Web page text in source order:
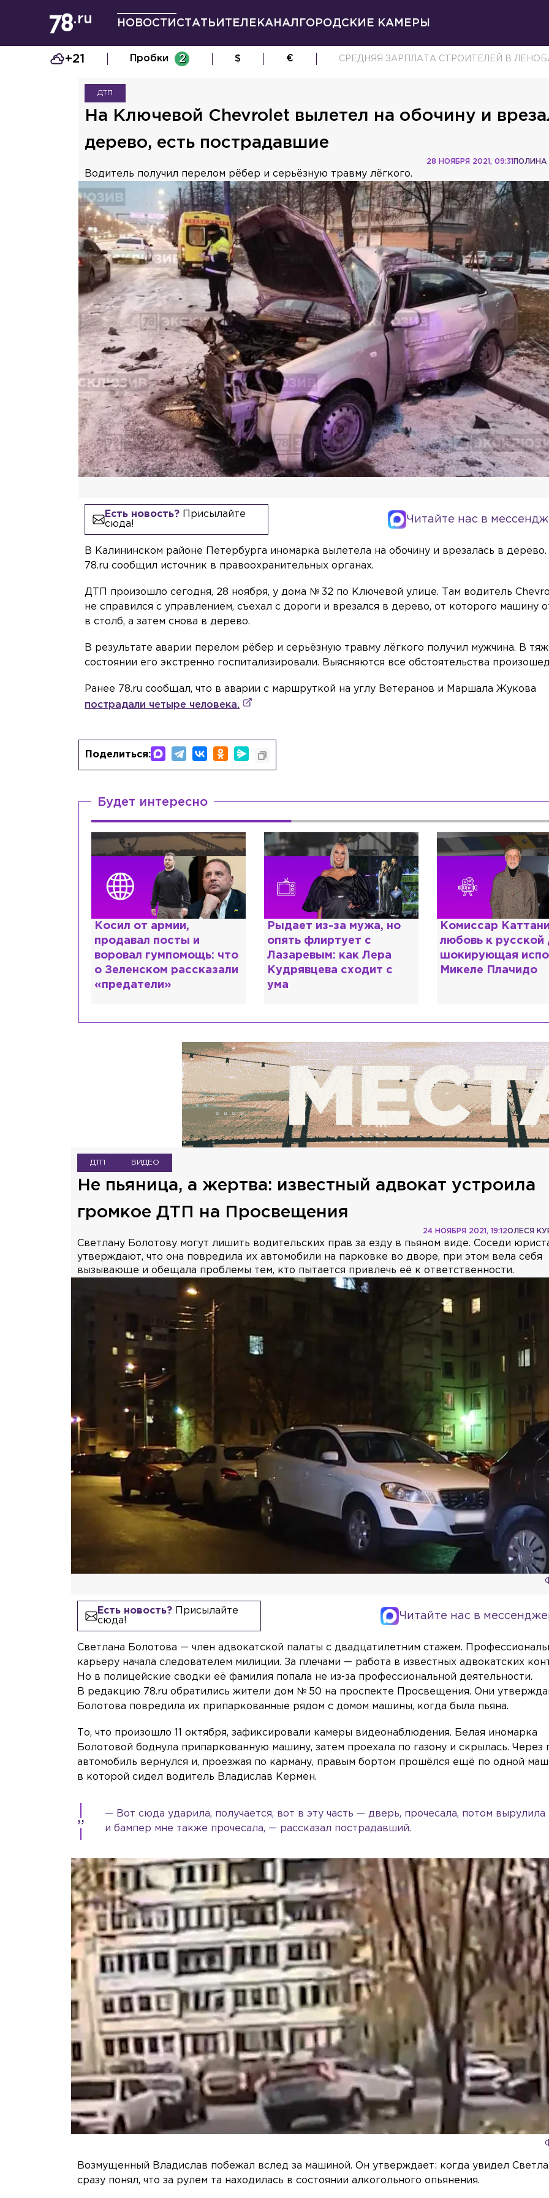
НОВОСТИ СТАТЬИ ТЕЛЕКАНАЛ ГОРОДСКИЕ КАМЕРЫ
+21 Пробки 2 $ € СРЕДНЯЯ ЗАРПЛАТА СТРОИТЕЛЕЙ В
ДТП
На Ключевой Chevrolet вылетел на обочину и
дерево, есть пострадавшие
28 НОЯБРЯ 2021, 09:31
Водитель получил перелом рёбер и серьёзную травму лёгкого.
Есть новость?Присылайте
сюда!
Читайте нас в
В Калининском районе Петербурга иномарка вылетела на обочину и врезалась в
78.ru сообщил источник в правоохранительных органах.
ДТП произошло сегодня, 28 ноября, у дома № 32 по Ключевой улице. Там водитель
не справился с управлением, съехал с дороги и врезался в дерево, от которого машину
в столб, а затем снова в дерево.
В результате аварии перелом рёбер и серьёзную травму лёгкого получил мужчина. В
состоянии его экстренно госпитализировали. Выясняются все обстоятельства
Ранее 78.ru сообщал, что в аварии с маршруткой на углу Ветеранов и Маршала Жукова
пострадали четыре человека.
Поделиться:
Будет интересно
Косил от армии,
продавал посты и
воровал гумпомощь: что
о Зеленском рассказали
«предатели»
Рыдает из-за мужа, но
опять флиртует с
Лазаревым: как Лера
Кудрявцева сходит с
ума
Комиссар
любовь к русской
шокирующая
Микеле Плачидо
ДТП ВИДЕО
Не пьяница, а жертва: известный адвокат устроила
громкое ДТП на Просвещения
ОЛЕСЯ
24 НОЯБРЯ 2021, 19:12
Светлану Болотову могут лишить водительских прав за езду в пьяном виде. Соседи
утверждают, что она повредила их автомобили на парковке во дворе, при этом вела себя
вызывающе и обещала проблемы тем, кто пытается привлечь её к ответственности.
Есть новость?Присылайте
сюда!
Читайте нас в
Светлана Болотова — член адвокатской палаты с двадцатилетним стажем.
карьеру начала следователем милиции. За плечами — работа в известных адвокатских
Но в полицейские сводки её фамилия попала не из-за профессиональной деятельности.
В редакцию 78.ru обратились жители дом № 50 на проспекте Просвещения. Они
Болотова повредила их припаркованные рядом с домом машины, когда была пьяна.
То, что произошло 11 октября, зафиксировали камеры видеонаблюдения. Белая иномарка
Болотовой боднула припаркованную машину, затем проехала по газону и скрылась. Через
автомобиль вернулся и, проезжая по карману, правым бортом прошёлся ещё по одной
в которой сидел водитель Владислав Кермен.
— Вот сюда ударила, получается, вот в эту часть — дверь, прочесала, потом вырулила
и бампер мне также прочесала, — рассказал пострадавший.
Возмущенный Владислав побежал вслед за машиной. Он утверждает: когда увидел
сразу понял, что за рулем та находилась в состоянии алкогольного опьянения.